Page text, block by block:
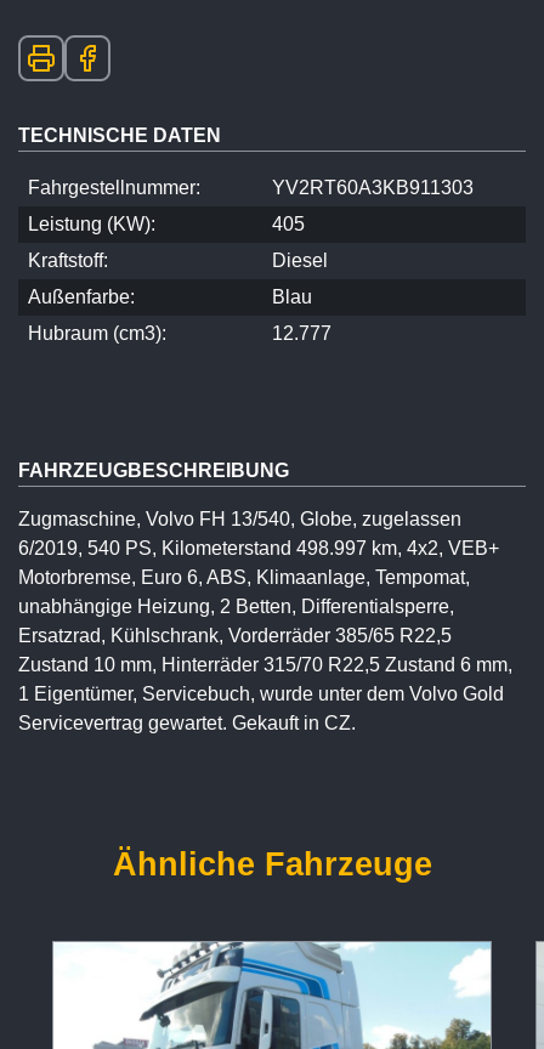
TECHNISCHE DATEN
Fahrgestellnummer:
YV2RT60A3KB911303
Leistung (KW):
405
Kraftstoff:
Diesel
Außenfarbe:
Blau
Hubraum (cm3):
12.777
FAHRZEUGBESCHREIBUNG
Zugmaschine, Volvo FH 13/540, Globe, zugelassen
6/2019, 540 PS, Kilometerstand 498.997 km, 4x2, VEB+
Motorbremse, Euro 6, ABS, Klimaanlage, Tempomat,
unabhängige Heizung, 2 Betten, Differentialsperre,
Ersatzrad, Kühlschrank, Vorderräder 385/65 R22,5
Zustand 10 mm, Hinterräder 315/70 R22,5 Zustand 6 mm,
1 Eigentümer, Servicebuch, wurde unter dem Volvo Gold
Servicevertrag gewartet. Gekauft in CZ.
Ähnliche Fahrzeuge